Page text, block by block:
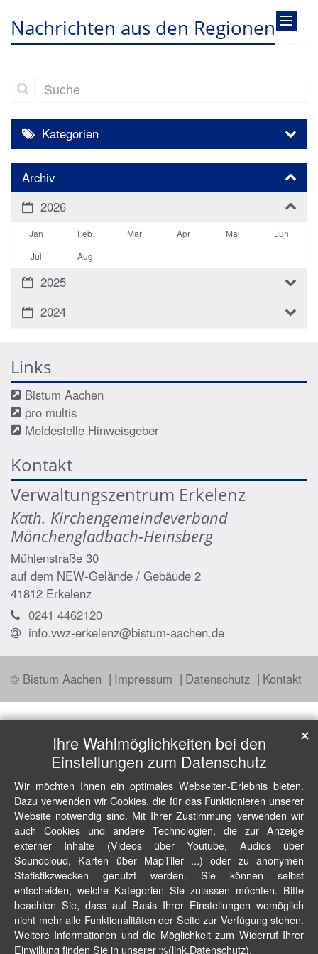
Nachrichten aus den Regionen
Suche
Kategorien
Archiv
2026
Jan Feb Mär Apr Mai
Jun
Jul
Aug
2025
2024
Links
Bistum Aachen
pro multis
Meldestelle Hinweisgeber
Kontakt
Verwaltungszentrum Erkelenz
Kath. Kirchengemeindeverband
Mönchengladbach-Heinsberg
Mühlenstraße 30
auf dem NEW-Gelände / Gebäude 2
41812 Erkelenz
0241 4462120
info.vwz-erkelenz@bistum-aachen.de
© Bistum Aachen Impressum Datenschutz Kontakt
Ihre Wahlmöglichkeiten bei den
Einstellungen zum Datenschutz
Wir möchten Ihnen ein optimales Webseiten-Erlebnis bieten.
Dazu verwenden wir Cookies, die für das Funktionieren unserer
Website notwendig sind. Mit Ihrer Zustimmung verwenden wir
auch Cookies und andere Technologien, die zur Anzeige
externer Inhalte (Videos über Youtube, Audios über
Soundcloud, Karten über MapTiler ...) oder zu anonymen
Statistikzwecken genutzt werden. Sie können selbst
entscheiden, welche Kategorien Sie zulassen möchten. Bitte
beachten Sie, dass auf Basis Ihrer Einstellungen womöglich
nicht mehr alle Funktionalitäten der Seite zur Verfügung stehen.
Weitere Informationen und die Möglichkeit zum Widerruf Ihrer
Einwillung finden Sie in unserer %(link.Datenschutz).
✕